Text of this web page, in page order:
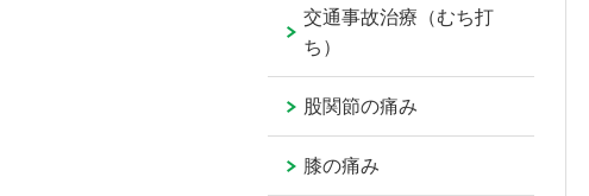
交通事故治療（むち打
ち）
股関節の痛み
膝の痛み